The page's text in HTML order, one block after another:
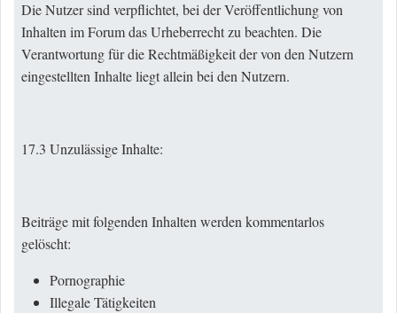
Die Nutzer sind verpflichtet, bei der Veröffentlichung von
Inhalten im Forum das Urheberrecht zu beachten. Die
Verantwortung für die Rechtmäßigkeit der von den Nutzern
eingestellten Inhalte liegt allein bei den Nutzern.
17.3 Unzulässige Inhalte:
Beiträge mit folgenden Inhalten werden kommentarlos
gelöscht:
Pornographie
Illegale Tätigkeiten